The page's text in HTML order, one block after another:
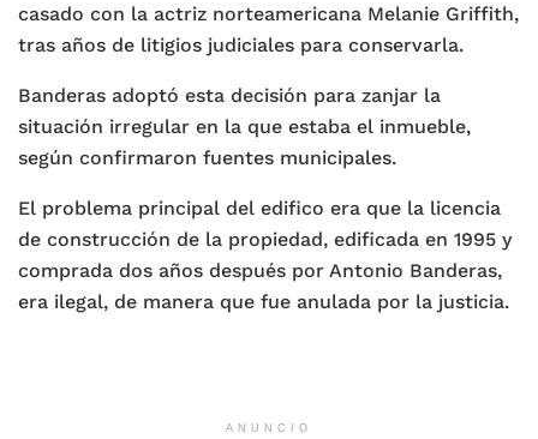
casado con la actriz norteamericana Melanie Griffith,
tras años de litigios judiciales para conservarla.
Banderas adoptó esta decisión para zanjar la
situación irregular en la que estaba el inmueble,
según confirmaron fuentes municipales.
El problema principal del edifico era que la licencia
de construcción de la propiedad, edificada en 1995 y
comprada dos años después por Antonio Banderas,
era ilegal, de manera que fue anulada por la justicia.
ANUNCIO